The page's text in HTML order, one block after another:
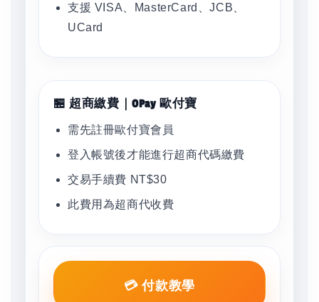
支援 VISA、MasterCard、JCB、
UCard
🏪 超商繳費｜OPay 歐付寶
需先註冊歐付寶會員
登入帳號後才能進行超商代碼繳費
交易手續費 NT$30
此費用為超商代收費
💳 付款教學